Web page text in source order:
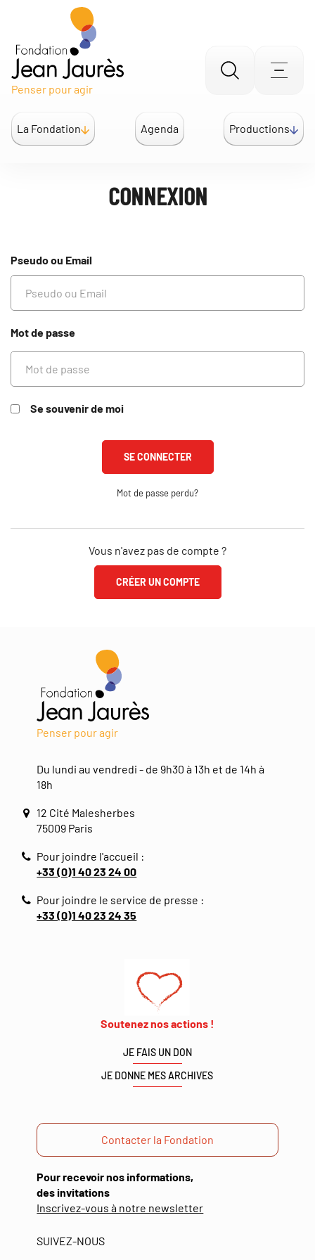
Gestion des traceurs
Penser pour agir
Aller
la
recherche
La Fondation Agenda Productions
CONNEXION
Pseudo ou Email
Mot de passe
Se souvenir de moi
Mot de passe perdu?
Vous n'avez pas de compte ?
CRÉER UN COMPTE
Penser pour agir
Du lundi au vendredi - de 9h30 à 13h et de 14h à
18h
12 Cité Malesherbes
75009 Paris
Pour joindre l'accueil :
+33 (0)1 40 23 24 00
Pour joindre le service de presse :
+33 (0)1 40 23 24 35
Soutenez nos actions !
JE FAIS UN DON
JE DONNE MES ARCHIVES
Contacter la Fondation
Pour recevoir nos informations,
des invitations
Inscrivez-vous à notre newsletter(ouverture
SUIVEZ-NOUS